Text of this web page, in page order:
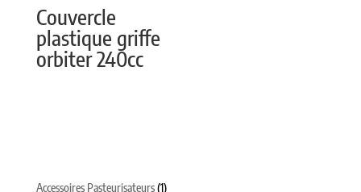
Couvercle
plastique griffe
orbiter 240cc
Accessoires Pasteurisateurs 11